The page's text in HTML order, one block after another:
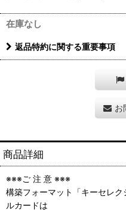
在庫なし
返品特約に関する重要事項
お
商品詳細
※※※ご 注 意 ※※※
構築フォーマット「キーセレ
ルカードは